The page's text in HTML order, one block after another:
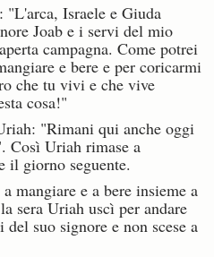
"L'arca, Israele e Giuda
Joab e i servi del mio
campagna. Come potrei
e bere e per coricarmi
che tu vivi e che vive
cosa!"
"Rimani qui anche oggi
Così Uriah rimase a
il giorno seguente.
mangiare e a bere insieme a
sera Uriah uscì per andare
suo signore e non scese a